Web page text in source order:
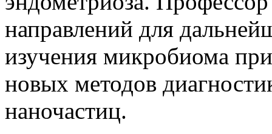
направлений для
изучения микробиома
новых методов
наночастиц.